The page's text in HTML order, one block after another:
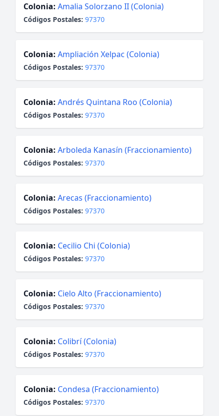
Colonia: Amalia Solorzano II (Colonia)
Códigos Postales: 97370
Colonia: Ampliación Xelpac (Colonia)
Códigos Postales: 97370
Colonia: Andrés Quintana Roo (Colonia)
Códigos Postales: 97370
Colonia: Arboleda Kanasín (Fraccionamiento)
Códigos Postales: 97370
Colonia: Arecas (Fraccionamiento)
Códigos Postales: 97370
Colonia: Cecilio Chi (Colonia)
Códigos Postales: 97370
Colonia: Cielo Alto (Fraccionamiento)
Códigos Postales: 97370
Colonia: Colibrí (Colonia)
Códigos Postales: 97370
Colonia: Condesa (Fraccionamiento)
Códigos Postales: 97370